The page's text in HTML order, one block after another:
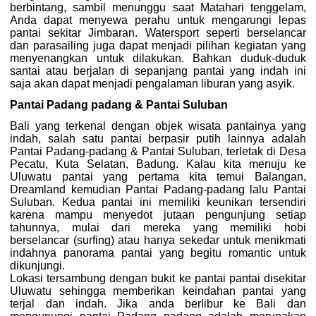
berbintang, sambil menunggu saat Matahari tenggelam,
Anda dapat menyewa perahu untuk mengarungi lepas
pantai sekitar Jimbaran. Watersport seperti berselancar
dan parasailing juga dapat menjadi pilihan kegiatan yang
menyenangkan untuk dilakukan. Bahkan duduk-duduk
santai atau berjalan di sepanjang pantai yang indah ini
saja akan dapat menjadi pengalaman liburan yang asyik.
Pantai Padang padang & Pantai Suluban
Bali yang terkenal dengan objek wisata pantainya yang
indah, salah satu pantai berpasir putih lainnya adalah
Pantai Padang-padang & Pantai Suluban, terletak di Desa
Pecatu, Kuta Selatan, Badung. Kalau kita menuju ke
Uluwatu pantai yang pertama kita temui Balangan,
Dreamland kemudian Pantai Padang-padang lalu Pantai
Suluban. Kedua pantai ini memiliki keunikan tersendiri
karena mampu menyedot jutaan pengunjung setiap
tahunnya, mulai dari mereka yang memiliki hobi
berselancar (surfing) atau hanya sekedar untuk menikmati
indahnya panorama pantai yang begitu romantic untuk
dikunjungi.
Lokasi tersambung dengan bukit ke pantai pantai disekitar
Uluwatu sehingga memberikan keindahan pantai yang
terjal dan indah. Jika anda berlibur ke Bali dan